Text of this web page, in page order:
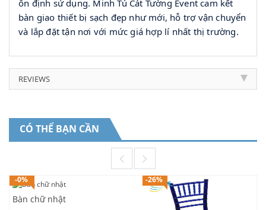
ổn định sử dụng. Minh Tú Cát Tường Event cam kết
bàn giao thiết bị sạch đẹp như mới, hỗ trợ vận chuyển
và lắp đặt tận nơi với mức giá hợp lí nhất thị trường.
REVIEWS
CÓ THỂ BẠN CẦN
-0%
Bàn chữ nhật
-26%